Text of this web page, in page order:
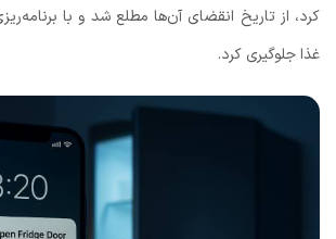
کرد، از تاریخ انقضای آن‌ها مطلع شد و با
غذا جلوگیری کرد.